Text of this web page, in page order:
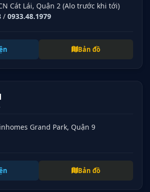
Cát Lái, Quận 2 (Alo trước khi tới)
/ 0933.48.1979
Bản đồ
Grand Park, Quận 9
Bản đồ